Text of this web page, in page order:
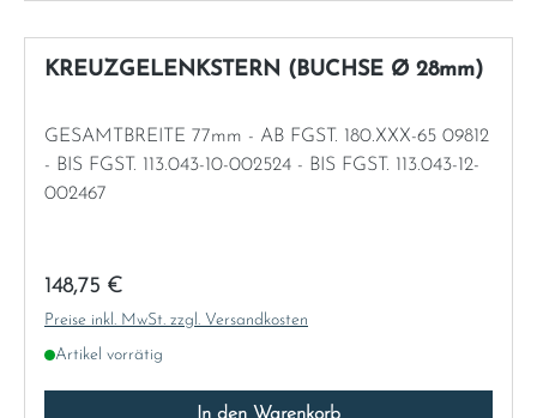
KREUZGELENKSTERN (BUCHSE Ø 28mm)
GESAMTBREITE 77mm - AB FGST. 180.XXX-65 09812
- BIS FGST. 113.043-10-002524 - BIS FGST. 113.043-12-
002467
Regulärer Preis:
148,75 €
Preise inkl. MwSt. zzgl. Versandkosten
Artikel vorrätig
In den Warenkorb